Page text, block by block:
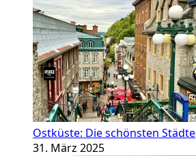
Ostküste: Die schönsten Städte
31. März 2025